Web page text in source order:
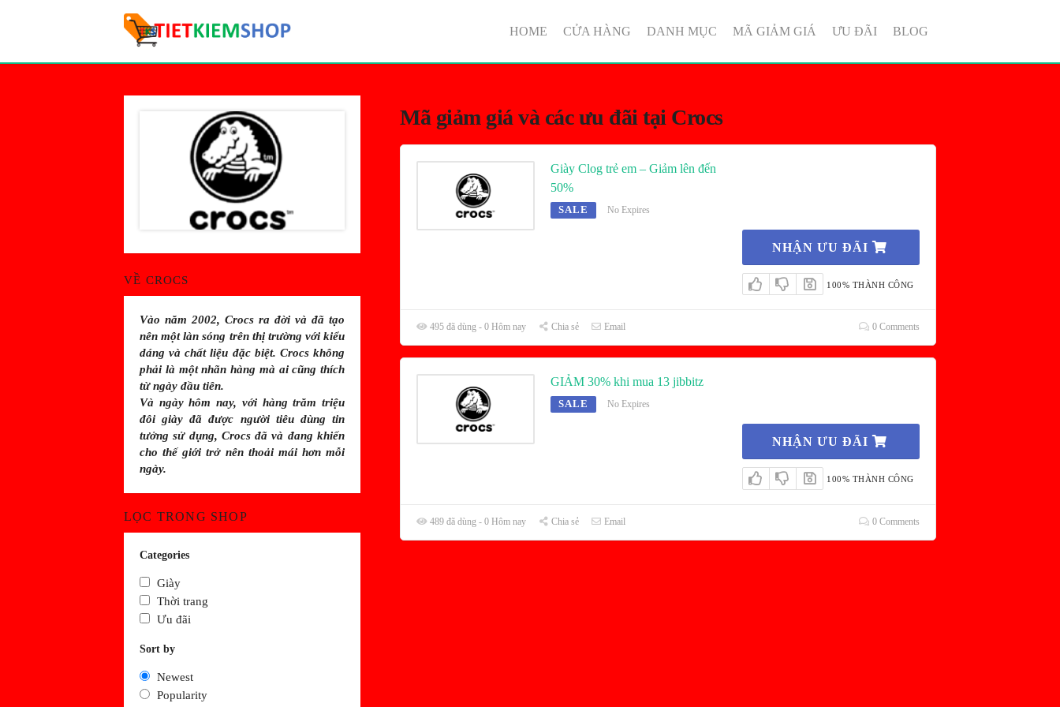
HOME CỬA HÀNG DANH MỤC MÃ GIẢM GIÁ ƯU ĐÃI BLOG
Mã giảm giá và các ưu đãi tại Crocs
Giày Clog trẻ em – Giảm lên đến
50%
SALE No Expires
NHẬN ƯU ĐÃI
100% THÀNH CÔNG
495 đã dùng - 0 Hôm nay Chia sẻ Email 0 Comments
GIẢM 30% khi mua 13 jibbitz
SALE No Expires
NHẬN ƯU ĐÃI
100% THÀNH CÔNG
489 đã dùng - 0 Hôm nay Chia sẻ Email 0 Comments
VỀ CROCS
Vào năm 2002, Crocs ra đời và đã tạo
nên một làn sóng trên thị trường với kiểu
dáng và chất liệu đặc biệt. Crocs không
phải là một nhãn hàng mà ai cũng thích
từ ngày đầu tiên.
Và ngày hôm nay, với hàng trăm triệu
đôi giày đã được người tiêu dùng tin
tưởng sử dụng, Crocs đã và đang khiến
cho thế giới trở nên thoải mái hơn mỗi
ngày.
LỌC TRONG SHOP
Categories
Giày
Thời trang
Ưu đãi
Sort by
Newest
Popularity